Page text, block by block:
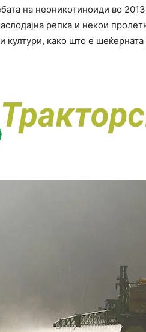
на неоникотиноиди во
репка и некои
култури, како што е шеќерната